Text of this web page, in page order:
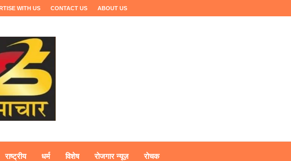
WITH US CONTACT US ABOUT US
राष्ट्रीय धर्म विशेष रोजगार न्यूज़ रोचक